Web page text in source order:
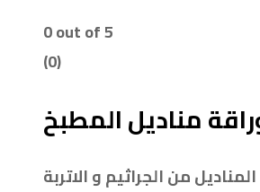
0out of 5
(0)
مناديل المطبخ
من الجراثيم و الاتربة